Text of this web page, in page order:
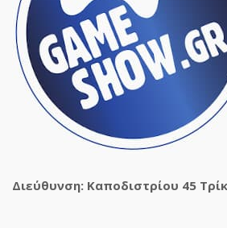
Διεύθυνση: Καποδιστρίου 45